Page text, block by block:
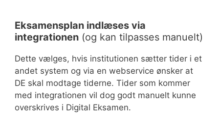
Eksamensplan indlæses via
integrationen (og kan tilpasses manuelt)
Dette vælges, hvis institutionen sætter tider i et
andet system og via en webservice ønsker at
DE skal modtage tiderne. Tider som kommer
med integrationen vil dog godt manuelt kunne
overskrives i Digital Eksamen.